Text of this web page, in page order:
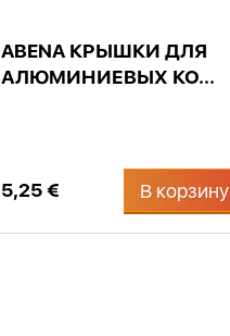
ABENA КРЫШКИ ДЛЯ
АЛЮМИНИЕВЫХ КО...
5,25 € В корзину